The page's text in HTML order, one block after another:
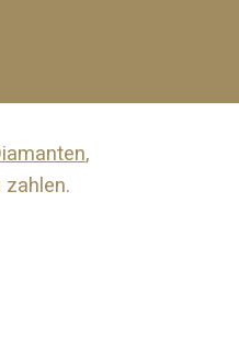
,